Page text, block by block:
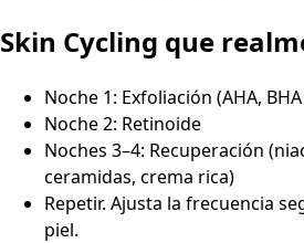
Skin Cycling que
Noche 1: Exfoliación (AHA,
Noche 2: Retinoide
Noches 3–4: Recuperación
ceramidas, crema rica)
Repetir. Ajusta la frecuencia
piel.